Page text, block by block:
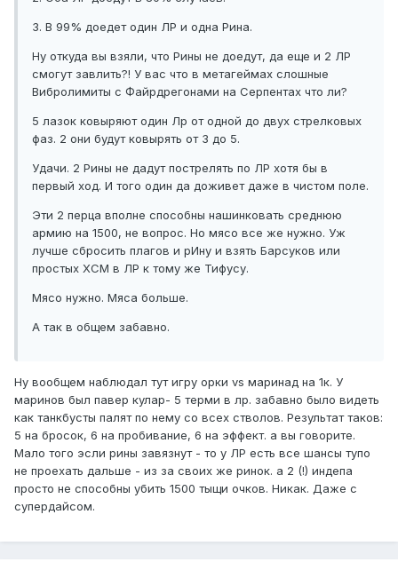
3. В 99% доедет один ЛР и одна Рина.
Ну откуда вы взяли, что Рины не доедут, да еще и 2 ЛР
смогут завлить?! У вас что в метагеймах слошные
Вибролимиты с Файрдрегонами на Серпентах что ли?
5 лазок ковыряют один Лр от одной до двух стрелковых
фаз. 2 они будут ковырять от 3 до 5.
Удачи. 2 Рины не дадут пострелять по ЛР хотя бы в
первый ход. И того один да доживет даже в чистом поле.
Эти 2 перца вполне способны нашинковать среднюю
армию на 1500, не вопрос. Но мясо все же нужно. Уж
лучше сбросить плагов и рИну и взять Барсуков или
простых ХСМ в ЛР к тому же Тифусу.
Мясо нужно. Мяса больше.
А так в общем забавно.
Ну вообщем наблюдал тут игру орки vs маринад на 1к. У
маринов был павер кулар- 5 терми в лр. забавно было видеть
как танкбусты палят по нему со всех стволов. Результат таков:
5 на бросок, 6 на пробивание, 6 на эффект. а вы говорите.
Мало того эсли рины завязнут - то у ЛР есть все шансы тупо
не проехать дальше - из за своих же ринок. а 2 (!) индепа
просто не способны убить 1500 тыщи очков. Никак. Даже с
супердайсом.